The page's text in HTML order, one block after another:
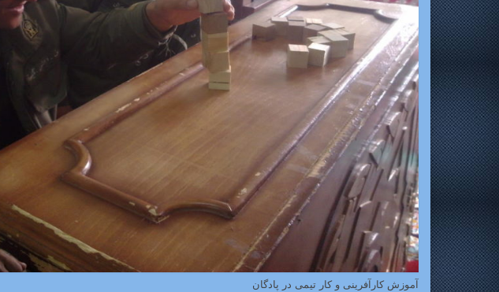
آموزش کارآفرینی و کار تیمی در پادگان